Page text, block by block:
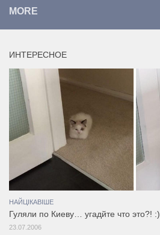
MORE
ИНТЕРЕСНОЕ
НАЙЦІКАВІШЕ
Гуляли по Киеву… угадйте что это?! :)
23.07.2006